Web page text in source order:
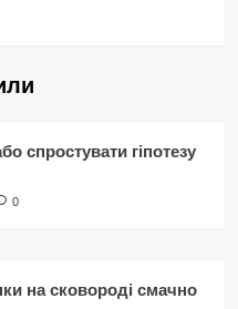
спростувати гіпотезу
0
на сковороді смачно